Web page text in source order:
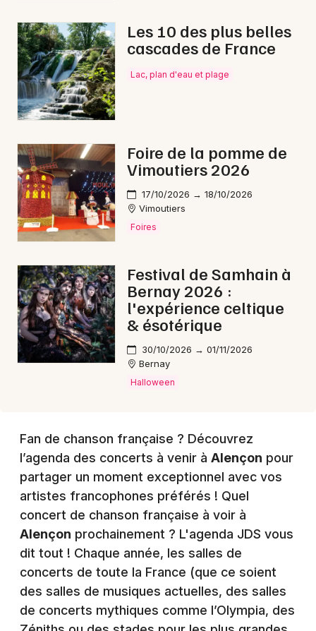
Les 10 des plus belles
cascades de France
Lac, plan d'eau et plage
Foire de la pomme de
Vimoutiers 2026
17/10/2026 → 18/10/2026
Vimoutiers
Foires
Festival de Samhain à
Bernay 2026 :
l'expérience celtique
& ésotérique
30/10/2026 → 01/11/2026
Bernay
Halloween
Fan de chanson française ? Découvrez
l’agenda des concerts à venir à Alençon pour
partager un moment exceptionnel avec vos
artistes francophones préférés ! Quel
concert de chanson française à voir à
Alençon prochainement ? L'agenda JDS vous
dit tout ! Chaque année, les salles de
concerts de toute la France (que ce soient
des salles de musiques actuelles, des salles
de concerts mythiques comme l’Olympia, des